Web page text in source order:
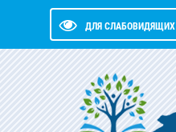
ДЛЯ СЛАБОВИДЯЩИХ